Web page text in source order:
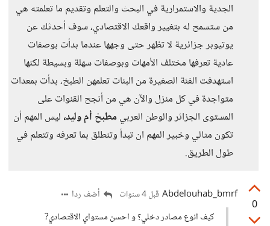
الجدية والاستمرارية في البحث والتعلم وتقديم ما تعلمته هي
من ستسمح له بتغيير واقعك الاقتصادي، سوف أحدثك عن
يوتيوبر جزائرية لا تظهر حتى وجهها عندما بدأت بوصفات
عادية تعرفها مختلف الأمهات وبوصفات سهلة وبسيطة لكنها
استهدفت الفئة الصغيرة من البنات تعلمهن الطبخ، بدأت بمعدات
متواجدة في كل منزل والآن هي من أنجح القنوات على
المستوى الجزائر والوطن العربيمطبخ أم وليد، ليس المهم أن
تكون مثالي وخبير المهم ان تبدأ وتنطلق بما تعرفه وتتعلم في
طول الطريق.
0
Abdelouhab_bmrf قبل 4 سنوات
أضف ردا
كيف انوع مصادر دخلي؟ و احسن مستواي الاقتصادي?